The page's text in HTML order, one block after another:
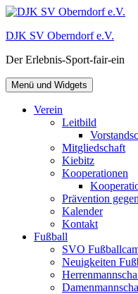
Zum
springen
DJK SV Oberndorf e.V.
Der Erlebnis-Sport-fair-ein
Menü und Widgets
Verein
Leitbild
Mitgliedschaft
Kiebitz
Kooperationen
Prävention
Kalender
Kontakt
Fußball
SVO
Neuigkeiten